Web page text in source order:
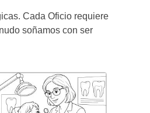
Cada Oficio requiere
soñamos con ser